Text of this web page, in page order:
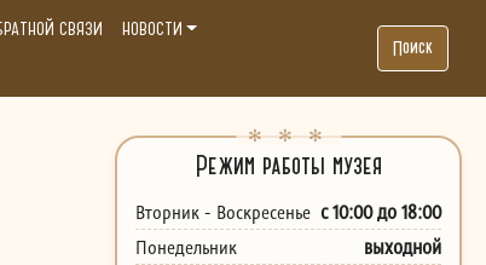
СВЯЗИ
НОВОСТИ
Поиск
Режим работы музея
Вторник - Воскресенье с 10:00 до 18:00
Понедельник выходной